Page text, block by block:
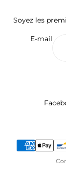
Soyez les
E-mail
Conditions
Politique
Mentions